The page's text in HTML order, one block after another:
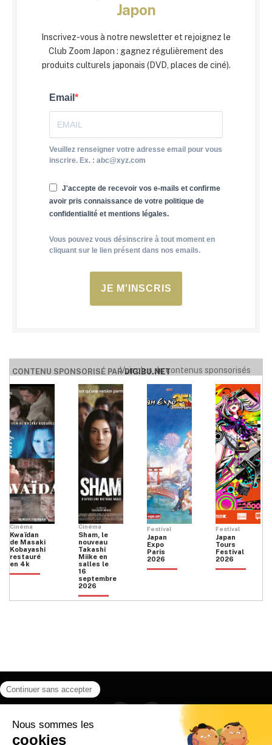
Japon
Inscrivez-vous à notre newsletter et rejoignez le
Club Zoom Japon : gagnez régulièrement des
produits culturels japonais (DVD, places de ciné).
Email
Veuillez renseigner votre adresse email pour vous
inscrire. Ex. : abc@xyz.com
J'accepte de recevoir vos e-mails et confirme
avoir pris connaissance de votre politique de
confidentialité et mentions légales.
Vous pouvez vous désinscrire à tout moment en
cliquant sur le lien présent dans nos emails.
JE M'INSCRIS
CONTENU SPONSORISÉ PARDIGIBU.NET
Voir plus de contenus sponsorisés
Cinéma
Kwaïdan
de Masaki
Kobayashi
restauré
en 4k
Cinéma
Sham, le
nouveau
Takashi
Miike en
salles le
16
septembre
2026
Festival
Japan
Expo
Paris
2026
Festival
Japan
Tours
Festival
2026
Instagram